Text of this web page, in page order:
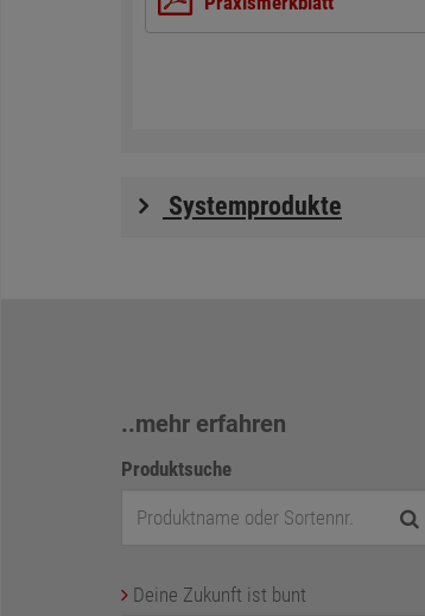
Systemprodukte
..mehr erfahren
Produktsuche
Deine Zukunft ist bunt